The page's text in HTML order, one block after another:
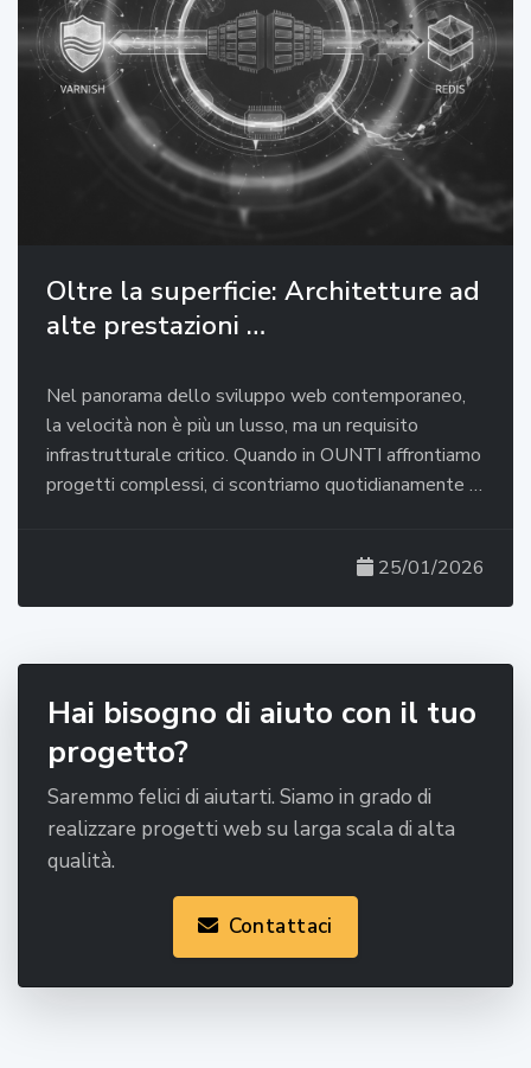
Oltre la superficie: Architetture ad
alte prestazioni …
Nel panorama dello sviluppo web contemporaneo,
la velocità non è più un lusso, ma un requisito
infrastrutturale critico. Quando in OUNTI affrontiamo
progetti complessi, ci scontriamo quotidianamente …
25/01/2026
Hai bisogno di aiuto con il tuo
progetto?
Saremmo felici di aiutarti. Siamo in grado di
realizzare progetti web su larga scala di alta
qualità.
Contattaci